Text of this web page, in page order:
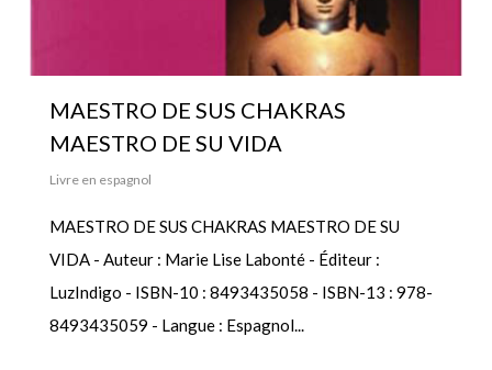
MAESTRO DE SUS CHAKRAS
MAESTRO DE SU VIDA
Livre en espagnol
MAESTRO DE SUS CHAKRAS MAESTRO DE SU
VIDA - Auteur : Marie Lise Labonté - Éditeur :
LuzIndigo - ISBN-10 : 8493435058 - ISBN-13 : 978-
8493435059 - Langue : Espagnol...